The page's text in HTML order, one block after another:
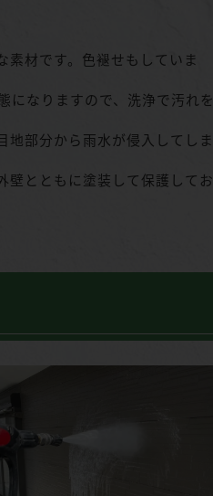
素材です。色褪せもしていま
になりますので、洗浄で汚れを
地部分から雨水が侵入してしま
壁とともに塗装して保護してお